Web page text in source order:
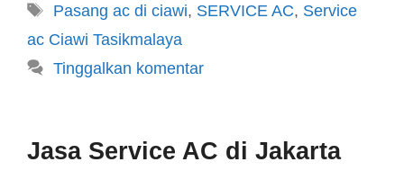
Pasang ac di ciawi, SERVICE AC, Service
ac Ciawi Tasikmalaya
Tinggalkan komentar
Jasa Service AC di Jakarta